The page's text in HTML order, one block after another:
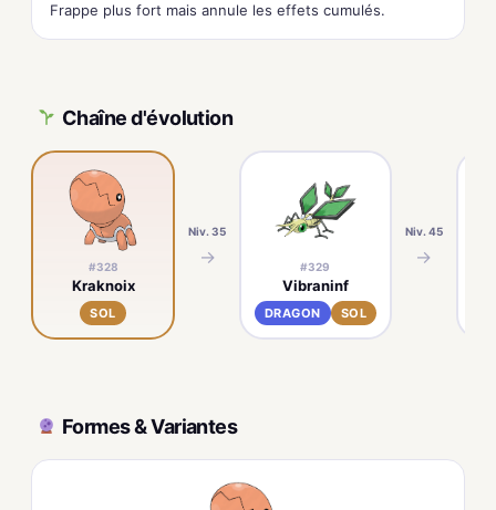
Frappe plus fort mais annule les effets cumulés.
Chaîne d'évolution
#328
Kraknoix
SOL
Niv. 35
→ #329
Vibraninf
DRAGON SOL
Niv. 45
→
Formes & Variantes